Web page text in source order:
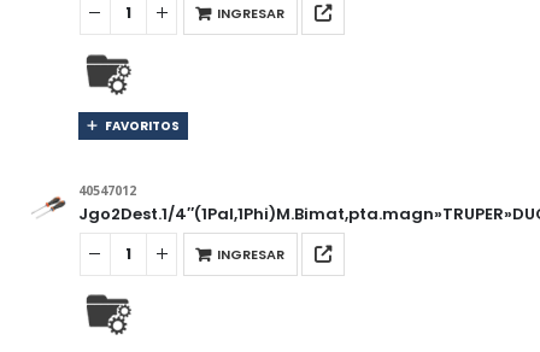
INGRESAR
FAVORITOS
40547012
Jgo2Dest.1/
INGRESAR